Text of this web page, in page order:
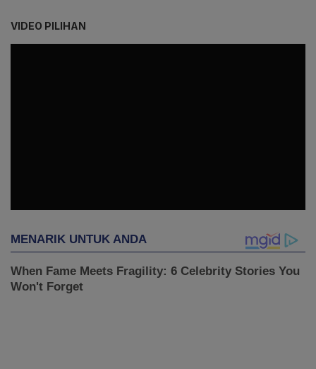
VIDEO PILIHAN